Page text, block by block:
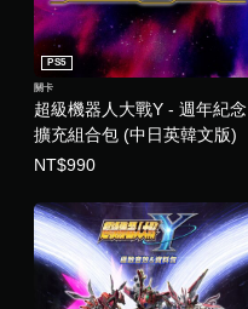
超級機器人大戰Y - 週年紀念
擴充組合包 (中日英韓文版)
PS5
關卡
NT$990